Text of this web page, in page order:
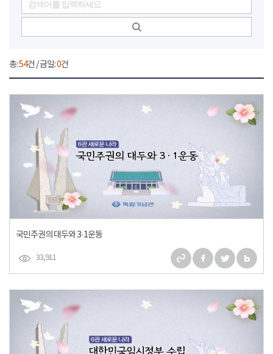
총:54건 / 금일:0건
국민주권의 대두와 3·1운동
33,911